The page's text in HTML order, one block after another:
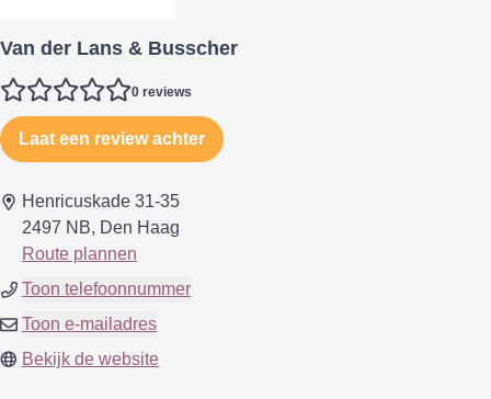
Van der Lans & Busscher
0 reviews
Laat een review achter
Henricuskade 31-35
2497 NB, Den Haag
Route plannen
Toon telefoonnummer
Toon e-mailadres
Bekijk de website